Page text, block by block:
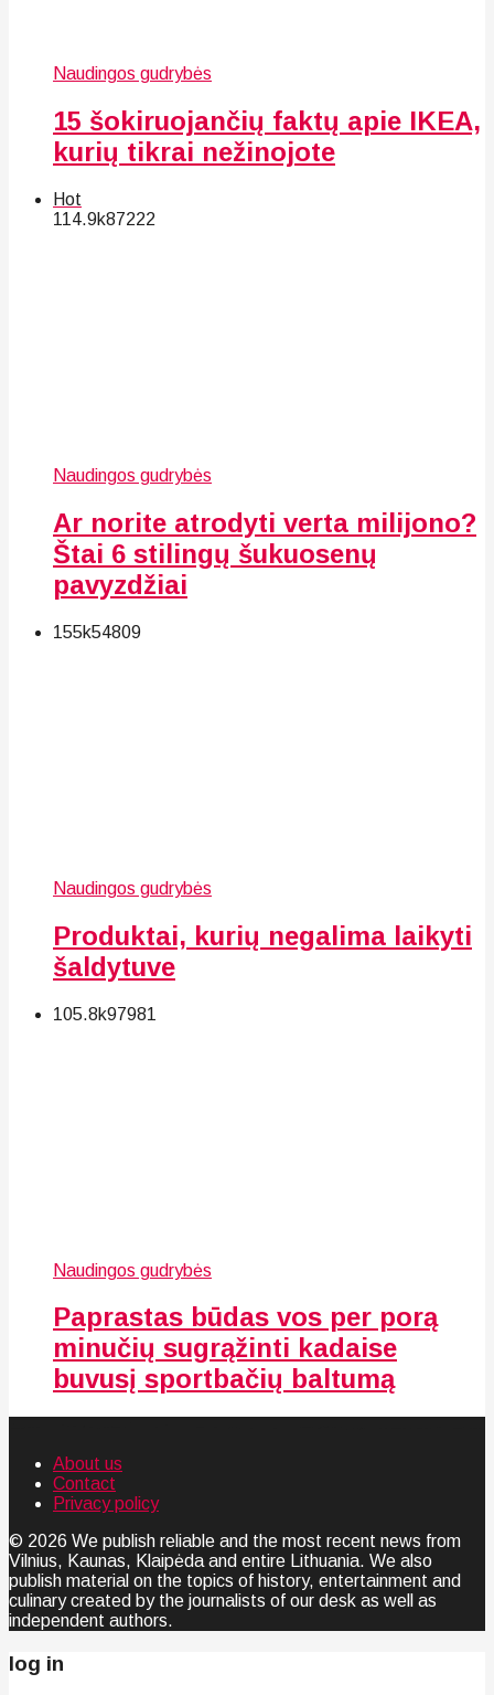
Naudingos gudrybės
15 šokiruojančių faktų apie IKEA,
kurių tikrai nežinojote
Hot
114.9k87222
Naudingos gudrybės
Ar norite atrodyti verta milijono?
Štai 6 stilingų šukuosenų
pavyzdžiai
155k54809
Naudingos gudrybės
Produktai, kurių negalima laikyti
šaldytuve
105.8k97981
Naudingos gudrybės
Paprastas būdas vos per porą
minučių sugrąžinti kadaise
buvusį sportbačių baltumą
About us
Contact
Privacy policy
© 2026 We publish reliable and the most recent news from
Vilnius, Kaunas, Klaipėda and entire Lithuania. We also
publish material on the topics of history, entertainment and
culinary created by the journalists of our desk as well as
independent authors.
log in